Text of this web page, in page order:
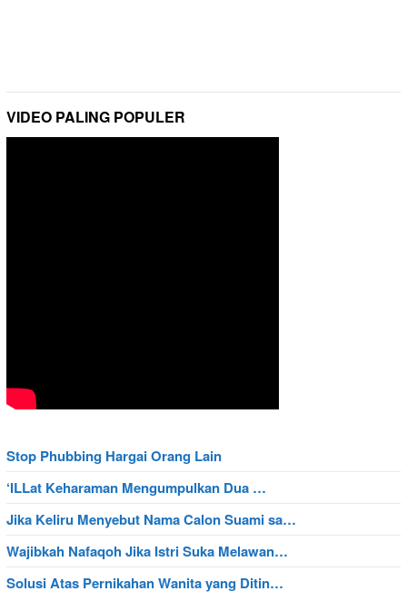
VIDEO PALING POPULER
Stop Phubbing Hargai Orang Lain
‘ILLat Keharaman Mengumpulkan Dua …
Jika Keliru Menyebut Nama Calon Suami sa…
Wajibkah Nafaqoh Jika Istri Suka Melawan…
Solusi Atas Pernikahan Wanita yang Ditin…